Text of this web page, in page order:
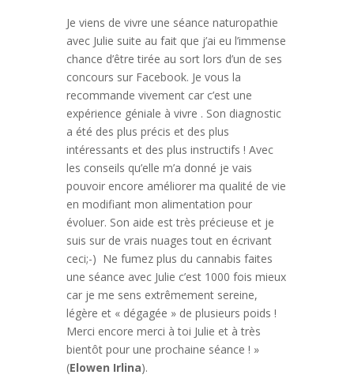
Je viens de vivre une séance naturopathie
avec Julie suite au fait que j’ai eu l’immense
chance d’être tirée au sort lors d’un de ses
concours sur Facebook. Je vous la
recommande vivement car c’est une
expérience géniale à vivre . Son diagnostic
a été des plus précis et des plus
intéressants et des plus instructifs ! Avec
les conseils qu’elle m’a donné je vais
pouvoir encore améliorer ma qualité de vie
en modifiant mon alimentation pour
évoluer. Son aide est très précieuse et je
suis sur de vrais nuages tout en écrivant
ceci;-) Ne fumez plus du cannabis faites
une séance avec Julie c’est 1000 fois mieux
car je me sens extrêmement sereine,
légère et « dégagée » de plusieurs poids !
Merci encore merci à toi Julie et à très
bientôt pour une prochaine séance ! »
(Elowen Irlina).